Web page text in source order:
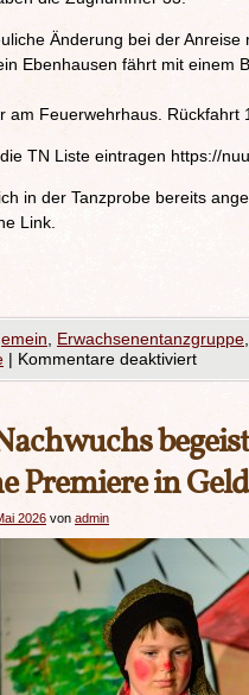
Änderung bei der Anreise
Ebenhausen fährt mit einem
am Feuerwehrhaus. Rückfahrt
TN Liste eintragen https://
in der Tanzprobe bereits
Link.
Erwachsenentanzgruppe
| Kommentare deaktiviert
Premiere in
2026 von admin